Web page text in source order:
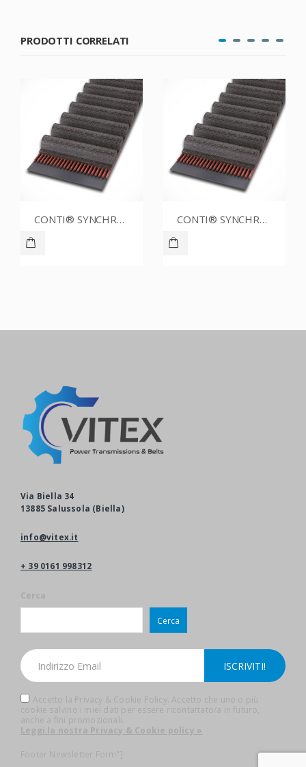
PRODOTTI CORRELATI
CONTI® SYNCHROBELT 86XL031 CONTI® SYNCHROBELT 70XL031
Via Biella 34
13885 Salussola (Biella)
info@vitex.it
+ 39 0161 998312
Cerca
Cerca
Accetto la Privacy & Cookie Policy. Accetto che uno o più
cookie salvino i miei dati per essere ricontattato/a in futuro,
anche a fini promozionali.
Leggi la nostra Privacy & Cookie policy »
Footer Newsletter Form"]